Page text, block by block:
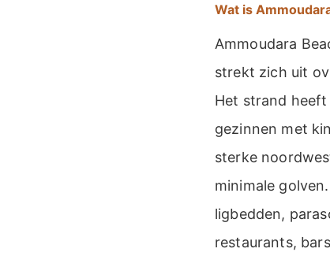
Wat is
Ammoudara
strekt zich uit
Het strand
gezinnen met
sterke
minimale
ligbedden,
restaurants,